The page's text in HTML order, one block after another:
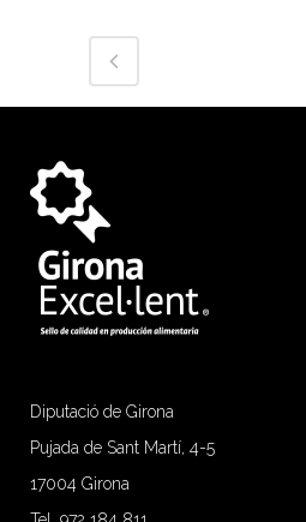
Diputació de Girona
Pujada de Sant Martí, 4-5
17004 Girona